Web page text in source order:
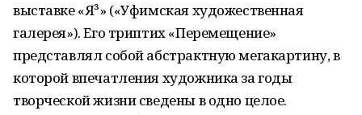
выставке «Я³» («Уфимская художественная
галерея»). Его триптих «Перемещение»
представлял собой абстрактную мегакартину, в
которой впечатления художника за годы
творческой жизни сведены в одно целое.